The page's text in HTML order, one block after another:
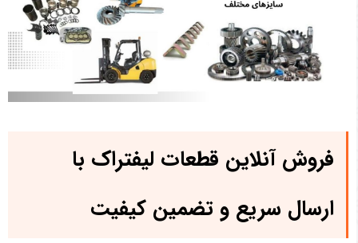
فروش آنلاین قطعات لیفتراک با
ارسال سریع و تضمین کیفیت